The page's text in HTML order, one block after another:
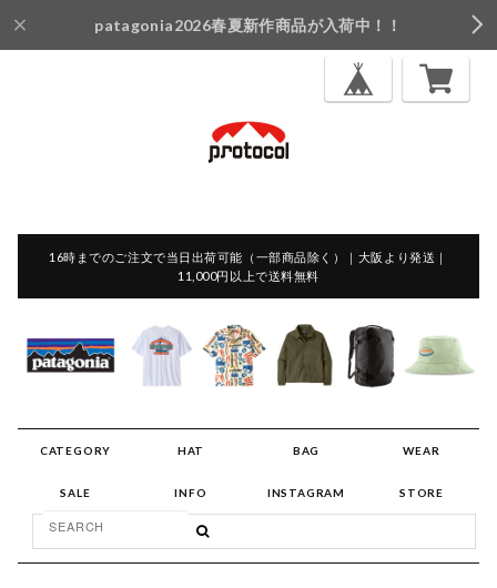
patagonia2026春夏新作商品が入荷中！！
16時までのご注文で当日出荷可能（一部商品除く）｜大阪より発送｜
11,000円以上で送料無料
CATEGORY HAT BAG WEAR
SALE INFO INSTAGRAM STORE